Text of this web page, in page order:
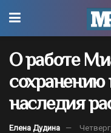
О работе
сохранению
наследия
Елена Дудина